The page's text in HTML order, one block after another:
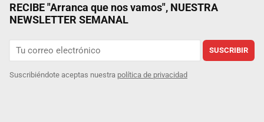
RECIBE "Arranca que nos vamos", NUESTRA
NEWSLETTER SEMANAL
SUSCRIBIR
Suscribiéndote aceptas nuestra política de privacidad